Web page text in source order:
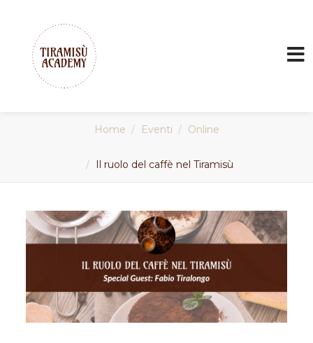
Home Eventi Online
Il ruolo del caffè nel Tiramisù